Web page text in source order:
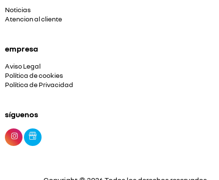
Noticias
Atencion al cliente
empresa
Aviso Legal
Política de cookies
Política de Privacidad
síguenos